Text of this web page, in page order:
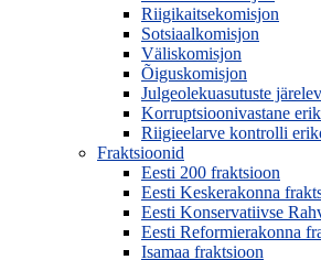
Riigikaitsekomisjon
Sotsiaalkomisjon
Väliskomisjon
Õiguskomisjon
Julgeolekuasutuste
Korruptsioonivastane
Riigieelarve kontrolli
Fraktsioonid
Eesti 200 fraktsioon
Eesti Keskerakonna
Eesti Konservatiivse
Eesti Reformierakonna
Isamaa fraktsioon